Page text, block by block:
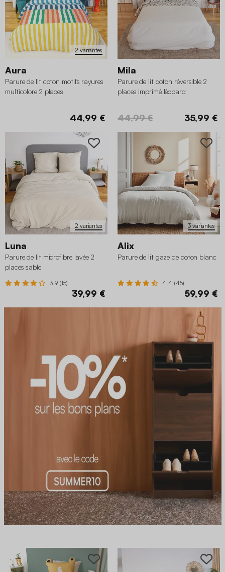
2 variantes
Aura
Parure de lit coton motifs rayures
multicolore 2 places
44,99 €
Mila
Parure de lit coton réversible 2
places imprimé léopard
44,99 € 35,99 €
2 variantes
Luna
Parure de lit microfibre lavée 2
places sable
3.9 (15)
39,99 €
3 variantes
Alix
Parure de lit gaze de coton blanc
4.4 (45)
59,99 €